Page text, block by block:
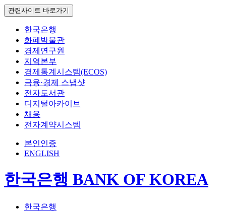
관련사이트 바로가기
한국은행
화폐박물관
경제연구원
지역본부
경제통계시스템(ECOS)
금융·경제 스냅샷
전자도서관
디지털아카이브
채용
전자계약시스템
본인인증
ENGLISH
한국은행 BANK OF KOREA
한국은행